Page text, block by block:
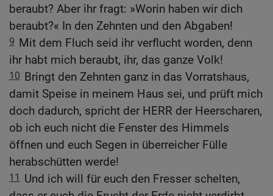
beraubt? Aber ihr fragt: »Worin haben wir dich
beraubt?« In den Zehnten und den Abgaben!
9 Mit dem Fluch seid ihr verflucht worden, denn
ihr habt mich beraubt, ihr, das ganze Volk!
10 Bringt den Zehnten ganz in das Vorratshaus,
damit Speise in meinem Haus sei, und prüft mich
doch dadurch, spricht der HERR der Heerscharen,
ob ich euch nicht die Fenster des Himmels
öffnen und euch Segen in überreicher Fülle
herabschütten werde!
11
Und ich will für euch den Fresser schelten,